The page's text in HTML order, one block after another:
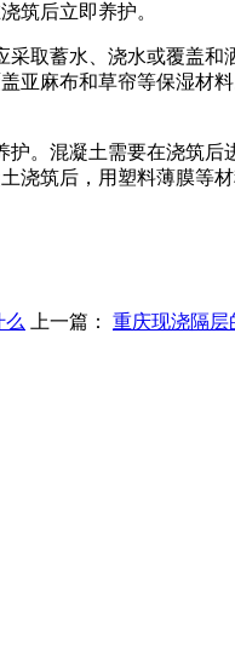
筑后立即养护。
取蓄水、浇水或覆盖和
亚麻布和草帘等保湿材
。混凝土需要在浇筑后
浇筑后，用塑料薄膜等
么 上一篇： 重庆现浇隔层